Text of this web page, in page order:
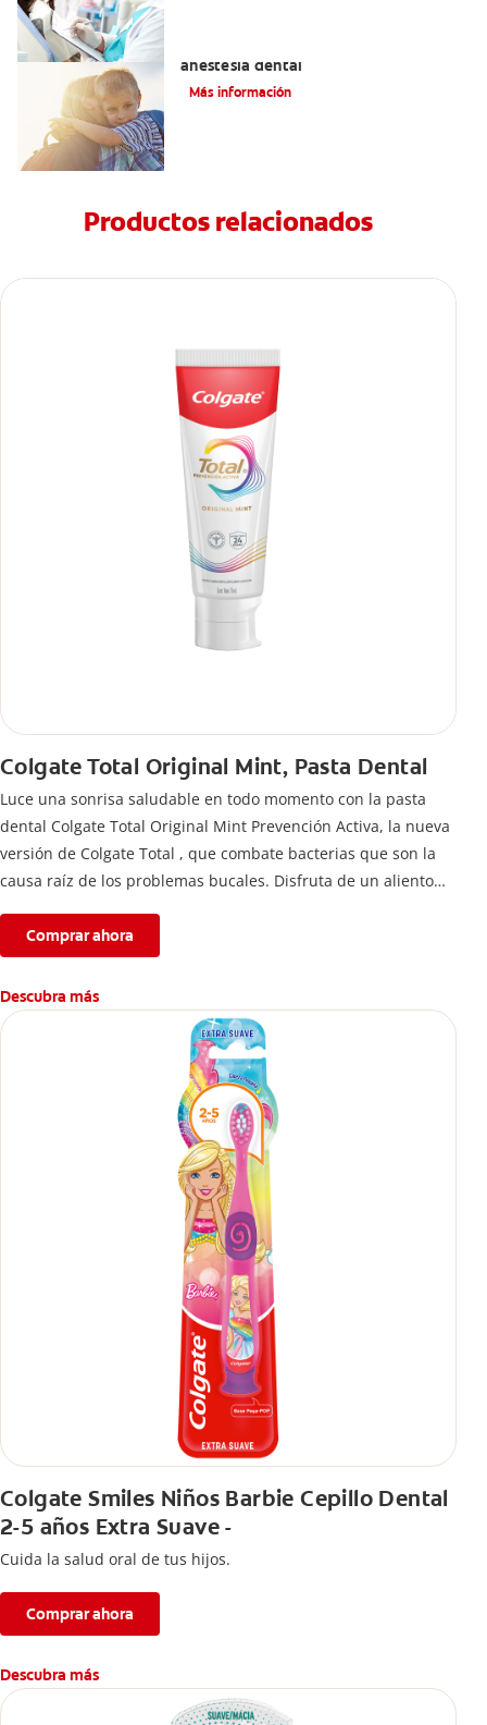
anestesia dental
Más información
Productos relacionados
Colgate Total Original Mint, Pasta Dental
Luce una sonrisa saludable en todo momento con la pasta
dental Colgate Total Original Mint Prevención Activa, la nueva
versión de Colgate Total , que combate bacterias que son la
causa raíz de los problemas bucales. Disfruta de un aliento
fórmula con desempeño superior**** de la pasta de dientes
Colgate Total que te ofrece 24 horas** de protección
antibacterial.
****Vs crema dental regular con flúor sin ingrediente
**Con el cepillado 2 veces por día y uso continuo por 4
Comprar ahora
Descubra más
Colgate Smiles Niños Barbie Cepillo Dental
2-5 años Extra Suave -
Cuida la salud oral de tus hijos.
Comprar ahora
Descubra más